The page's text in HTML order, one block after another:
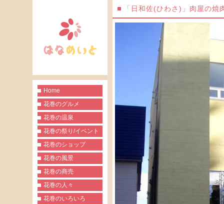
Home
花巻のグルメ
花巻の温泉
花巻の祭り/イベント
花巻のショップ
花巻の風景
花巻の商売
花巻の人々
花巻のいろいろ
「日和佐(ひわさ)」肉屋の焼